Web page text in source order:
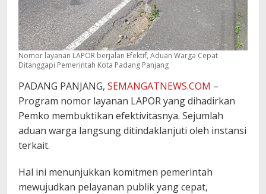
Nomor layanan LAPOR berjalan Efektif, Aduan Warga Cepat
Ditanggapi Pemerintah Kota Padang Panjang
PADANG PANJANG, SEMANGATNEWS.COM –
Program nomor layanan LAPOR yang dihadirkan
Pemko membuktikan efektivitasnya. Sejumlah
aduan warga langsung ditindaklanjuti oleh instansi
terkait.
Hal ini menunjukkan komitmen pemerintah
mewujudkan pelayanan publik yang cepat,